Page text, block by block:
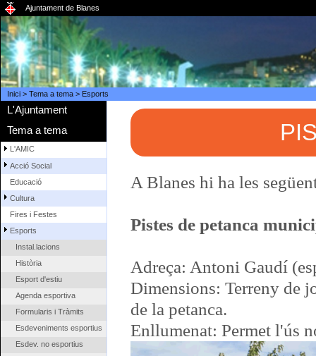
Ajuntament de Blanes
Inici> Tema a tema> Esports
L'Ajuntament
Tema a tema
L'AMIC
Acció Social
Educació
Cultura
Fires i Festes
Esports
Instal.lacions
Història
Esport d'estiu
Agenda esportiva
Formularis i Tràmits
Esdeveniments esportius
Esdev. no esportius
A Blanes hi ha les
Pistes de petanca
Adreça: Antoni Gaudí
Dimensions: Terreny de
de la petanca.
Enllumenat: Permet l'ús